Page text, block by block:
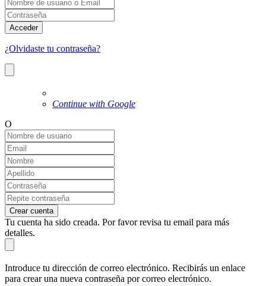
Acceder
¿Olvidaste tu contraseña?
Continue with Google
O
Crear cuenta
Tu cuenta ha sido creada. Por favor revisa tu email para más
detalles.
Introduce tu dirección de correo electrónico. Recibirás un enlace
para crear una nueva contraseña por correo electrónico.